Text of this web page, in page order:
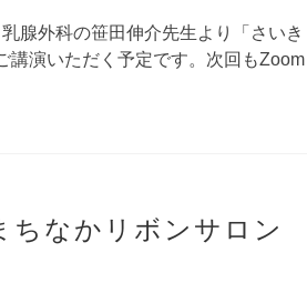
腺外科の笹田伸介先生より「さいき
講演いただく予定です。次回もZoom
ちなかリボンサロン